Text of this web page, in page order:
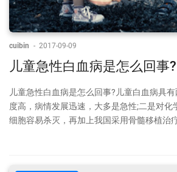
cuibin - 2017-09-09
儿童急性白血病是怎么回事?
儿童急性白血病是怎么回事?儿童白血病具
度高，病情发展迅速，大多是急性;二是对化
细胞容易杀灭，再加上我国采用骨髓移植治